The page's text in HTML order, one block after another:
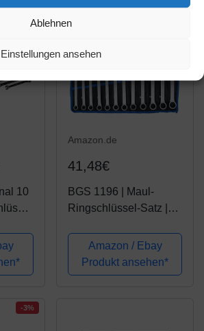
Ablehnen
Einstellungen ansehen
-4%
10
(8-19
Amazon.de
41,48€
BGS 1196 | Maul-
Ringschlüssel-Satz |
inkl. Tetron-Rolltasche |
Gabelringschlüssel
Amazon / Ebay
Produkt ansehen*
-3%